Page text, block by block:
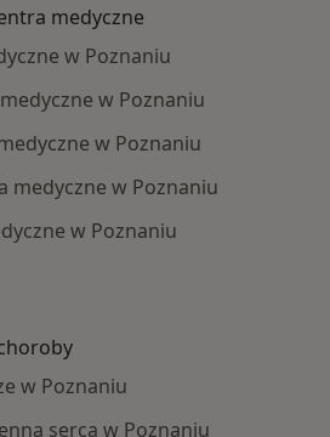
medyczne
w Poznaniu
w Poznaniu
w Poznaniu
medyczne w Poznaniu
w Poznaniu
w Poznaniu
serca w Poznaniu